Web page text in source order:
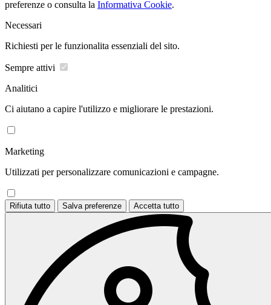
preferenze o consulta la Informativa Cookie.
Necessari
Richiesti per le funzionalita essenziali del sito.
Sempre attivi
Analitici
Ci aiutano a capire l'utilizzo e migliorare le prestazioni.
Marketing
Utilizzati per personalizzare comunicazioni e campagne.
Rifiuta tutto Salva preferenze Accetta tutto